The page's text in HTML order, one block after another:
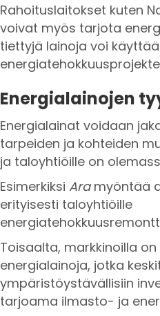
Rahoituslaitokset kuten
voivat myös tarjota
tiettyjä lainoja voi
Energialainojen
Energialainat voidaan
tarpeiden ja kohteiden
ja taloyhtiöille on
Esimerkiksi Aramyöntää
erityisesti taloyhtiöille
Toisaalta, markkinoilla
energialainoja, jotka
ympäristöystävällisiin
tarjoama ilmasto- ja